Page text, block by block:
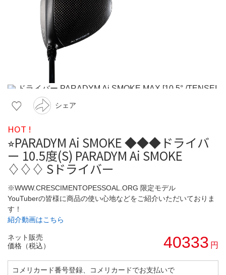
シェア
HOT !
⭐︎PARADYM Ai SMOKE ◆◆◆ドライバ
ー 10.5度(S) PARADYM Ai SMOKE
♢♢♢ Sドライバー
※WWW.CRESCIMENTOPESSOAL.ORG 限定モデル
YouTuberの皆様に商品の使い心地などをご紹介いただいておりま
す！
紹介動画はこちら
ネット販売
価格（税込）
40333 円
コメリカード番号登録、コメリカードでお支払いで